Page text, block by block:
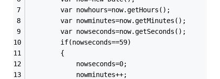
        var nowhours=now.getHours();
        var nowminutes=now.getMinutes();
        var nowseconds=now.getSeconds();
        if(nowseconds==59)
        {
            nowseconds=0;
            nowminutes++;